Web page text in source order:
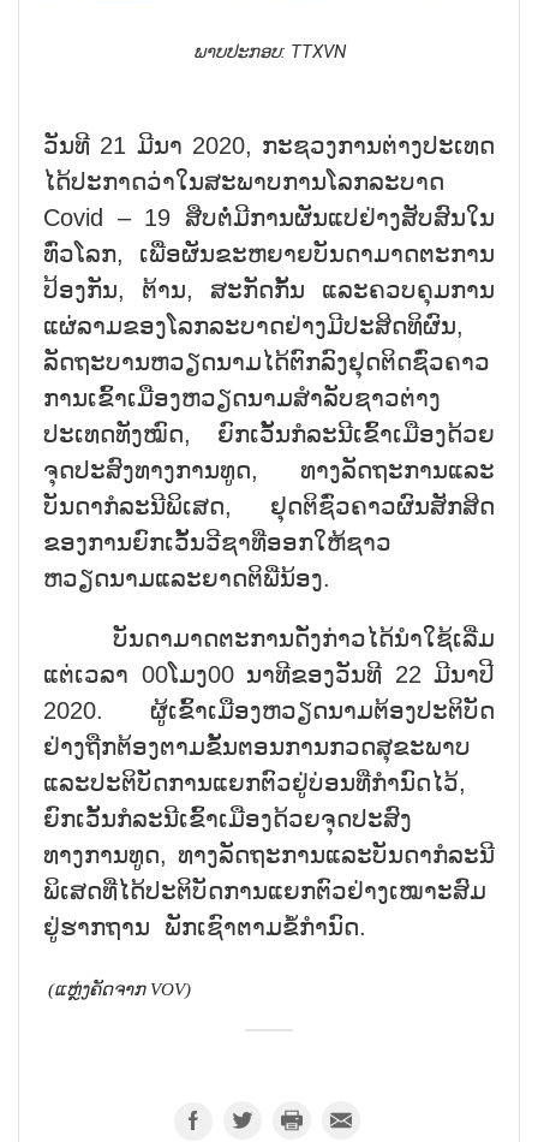
ພາບປະກອບ: TTXVN
ວັນທີ 21 ມີນາ 2020, ກະຊວງການຕ່າງປະເທດ
ໄດ້ປະກາດວ່າໃນສະພາບການໂລກລະບາດ
Covid – 19 ສືບຕໍ່ມີການຜັນແປຢ່າງສັບສົນໃນ
ທົ່ວໂລກ, ເພື່ອຜັນຂະຫຍາຍບັນດາມາດຕະການ
ປ້ອງກັນ, ຕ້ານ, ສະກັດກັ້ນ ແລະຄວບຄຸມການ
ແຜ່ລາມຂອງໂລກລະບາດຢ່າງມີປະສິດທິຜົນ,
ລັດຖະບານຫວຽດນາມໄດ້ຕົກລົງຢຸດຕິດຊົ່ວຄາວ
ການເຂົ້າເມືອງຫວຽດນາມສຳລັບຊາວຕ່າງ
ປະເທດທັງໝົດ, ຍົກເວັ້ນກໍລະນີເຂົ້າເມືອງດ້ວຍ
ຈຸດປະສົງທາງການທູດ, ທາງລັດຖະການແລະ
ບັນດາກໍລະນີພິເສດ, ຢຸດຕິຊົ່ວຄາວຜົນສັກສິດ
ຂອງການຍົກເວັ້ນວີຊາທີ່ອອກໃຫ້ຊາວ
ຫວຽດນາມແລະຍາດຕິພີ່ນ້ອງ.
ບັນດາມາດຕະການດັ່ງກ່າວໄດ້ນຳໃຊ້ເລີ່ມ
ແຕ່ເວລາ 00ໂມງ00 ນາທີຂອງວັນທີ 22 ມີນາປີ
2020. ຜູ້ເຂົ້າເມືອງຫວຽດນາມຕ້ອງປະຕິບັດ
ຢ່າງຖືກຕ້ອງຕາມຂັ້ນຕອນການກວດສຸຂະພາບ
ແລະປະຕິບັດການແຍກຕົວຢູ່ບ່ອນທີ່ກຳນົດໄວ້,
ຍົກເວັ້ນກໍລະນີເຂົ້າເມືອງດ້ວຍຈຸດປະສົງ
ທາງການທູດ, ທາງລັດຖະການແລະບັນດາກໍລະນີ
ພິເສດທີ່ໄດ້ປະຕິບັດການແຍກຕົວຢ່າງເໝາະສົມ
ຢູ່ຮາກຖານ ພັກເຊົາຕາມຂໍ້ກຳນົດ.
(ແຫຼ່ງຄັດຈາກ VOV)